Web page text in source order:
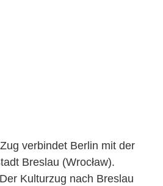
verbindet Berlin mit der
Breslau (Wrocław).
Kulturzug nach Breslau